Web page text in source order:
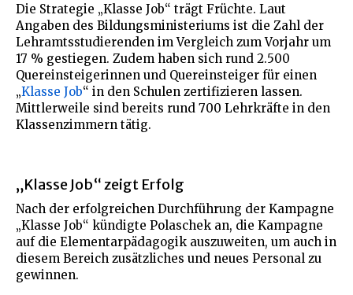
Die Strategie „Klasse Job“ trägt Früchte. Laut
Angaben des Bildungsministeriums ist die Zahl der
Lehramtsstudierenden im Vergleich zum Vorjahr um
17 % gestiegen. Zudem haben sich rund 2.500
Quereinsteigerinnen und Quereinsteiger für einen
„Klasse Job“ in den Schulen zertifizieren lassen.
Mittlerweile sind bereits rund 700 Lehrkräfte in den
Klassenzimmern tätig.
„Klasse Job“ zeigt Erfolg
Nach der erfolgreichen Durchführung der Kampagne
„Klasse Job“ kündigte Polaschek an, die Kampagne
auf die Elementarpädagogik auszuweiten, um auch in
diesem Bereich zusätzliches und neues Personal zu
gewinnen.